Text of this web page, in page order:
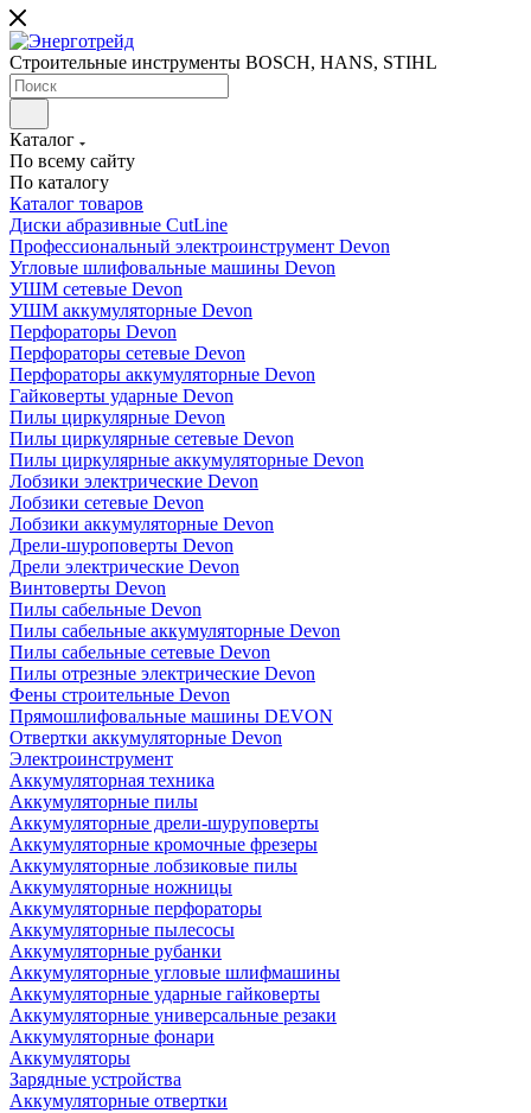
Строительные инструменты BOSCH, HANS, STIHL
Каталог
По всему сайту
По каталогу
Каталог товаров
Диски абразивные CutLine
Профессиональный электроинструмент Devon
Угловые шлифовальные машины Devon
УШМ сетевые Devon
УШМ аккумуляторные Devon
Перфораторы Devon
Перфораторы сетевые Devon
Перфораторы аккумуляторные Devon
Гайковерты ударные Devon
Пилы циркулярные Devon
Пилы циркулярные сетевые Devon
Пилы циркулярные аккумуляторные Devon
Лобзики электрические Devon
Лобзики сетевые Devon
Лобзики аккумуляторные Devon
Дрели-шуроповерты Devon
Дрели электрические Devon
Винтоверты Devon
Пилы сабельные Devon
Пилы сабельные аккумуляторные Devon
Пилы сабельные сетевые Devon
Пилы отрезные электрические Devon
Фены строительные Devon
Прямошлифовальные машины DEVON
Отвертки аккумуляторные Devon
Электроинструмент
Аккумуляторная техника
Аккумуляторные пилы
Аккумуляторные дрели-шуруповерты
Аккумуляторные кромочные фрезеры
Аккумуляторные лобзиковые пилы
Аккумуляторные ножницы
Аккумуляторные перфораторы
Аккумуляторные пылесосы
Аккумуляторные рубанки
Аккумуляторные угловые шлифмашины
Аккумуляторные ударные гайковерты
Аккумуляторные универсальные резаки
Аккумуляторные фонари
Аккумуляторы
Зарядные устройства
Аккумуляторные отвертки